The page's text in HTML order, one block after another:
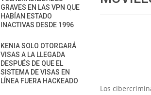
Los
GRAVES EN LAS VPN QUE
HABÍAN ESTADO
INACTIVAS DESDE 1996
KENIA SOLO OTORGARÁ
VISAS A LA LLEGADA
DESPUÉS DE QUE EL
SISTEMA DE VISAS EN
LÍNEA FUERA HACKEADO